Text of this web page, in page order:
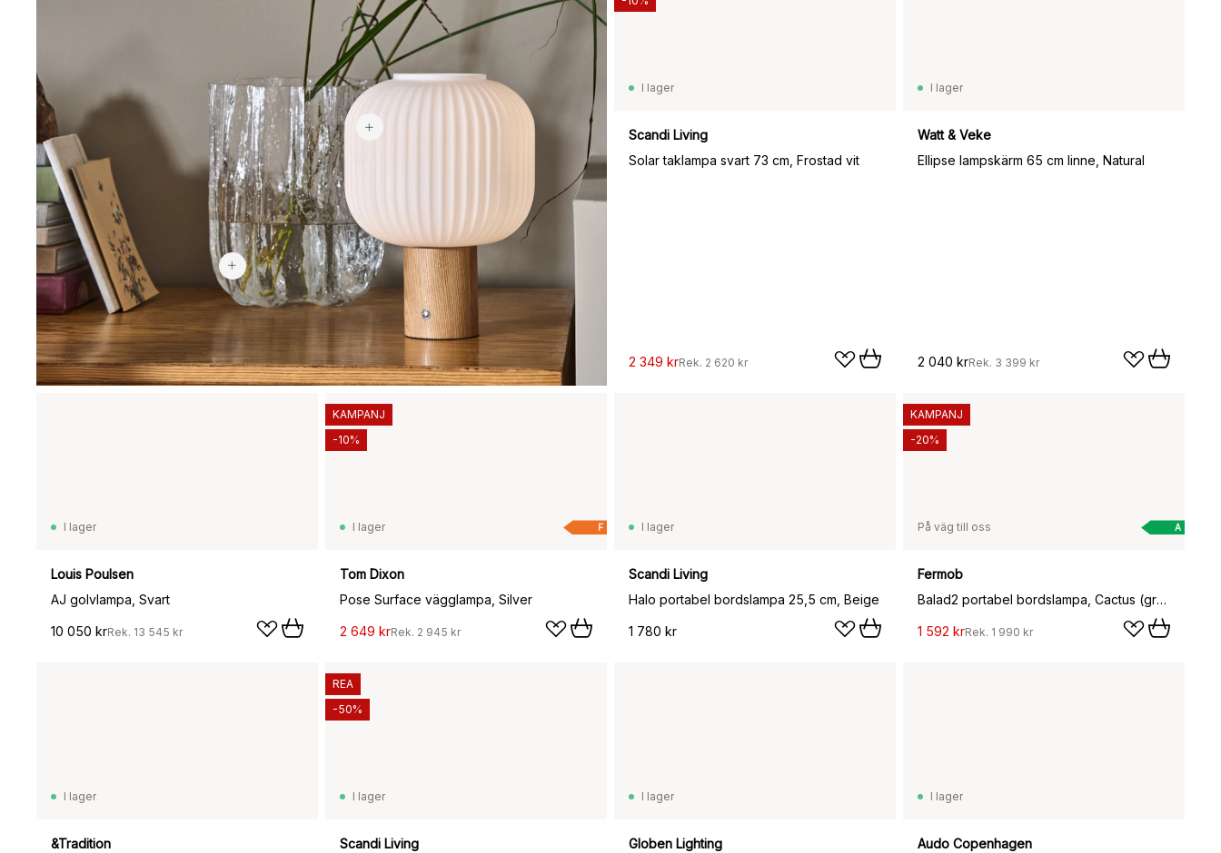
2 969 kr
I lager
Scandi Living
Solar taklampa svart 73 cm, Frostad vit
2 349 krRek. 2 620 kr
I lager
Watt & Veke
Ellipse lampskärm 65 cm linne, Natural
2 040 krRek. 3 399 kr
I lager
Louis Poulsen
AJ golvlampa, Svart
10 050 krRek. 13 545 kr
F
I lager
Tom Dixon
Pose Surface vägglampa, Silver
2 649 krRek. 2 945 kr
KAMPANJ
-10%
I lager
Scandi Living
Halo portabel bordslampa 25,5 cm, Beige
1 780 kr
A
På väg till oss
Fermob
Balad2 portabel bordslampa, Cactus (grön), 38 cm
1 592 krRek. 1 990 kr
KAMPANJ
-20%
I lager
&Tradition
I lager
Scandi Living
REA
-50%
I lager
Globen Lighting
I lager
Audo Copenhagen